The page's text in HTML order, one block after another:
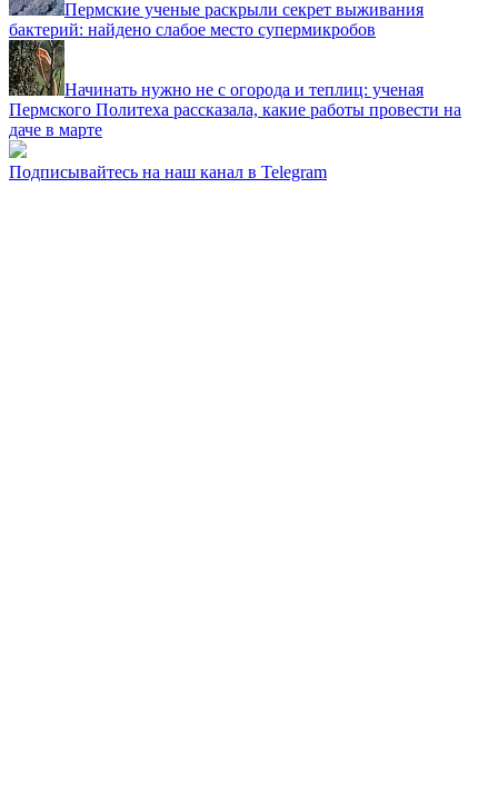
Пермские ученые раскрыли секрет выживания
бактерий: найдено слабое место супермикробов
Начинать нужно не с огорода и теплиц: ученая
Пермского Политеха рассказала, какие работы провести на
даче в марте
Подписывайтесь на наш канал в Telegram